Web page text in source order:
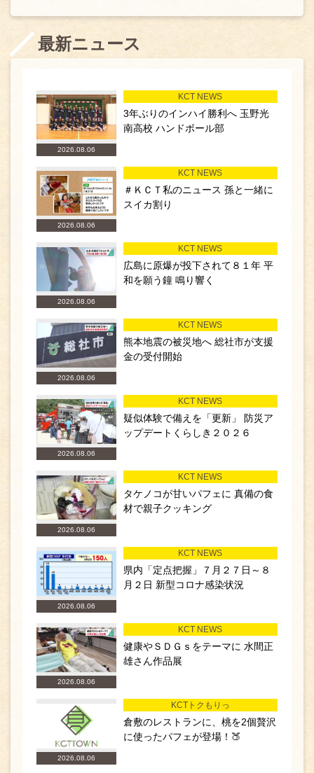
最新ニュース
2026.08.06
KCT NEWS
3年ぶりのインハイ勝利へ 玉野光
南高校 ハンドボール部
2026.08.06
KCT NEWS
＃ＫＣＴ私のニュース 孫と一緒に
スイカ割り
2026.08.06
KCT NEWS
広島に原爆が投下されて８１年 平
和を願う鐘 鳴り響く
2026.08.06
KCT NEWS
熊本地震の被災地へ 総社市が支援
金の受付開始
2026.08.06
KCT NEWS
疑似体験で備えを「更新」 防災ア
ップデートくらしき２０２６
2026.08.06
KCT NEWS
タケノコが甘いパフェに 真備の食
材で親子クッキング
2026.08.06
KCT NEWS
県内「定点把握」７月２７日～８
月２日 新型コロナ感染状況
2026.08.06
KCT NEWS
健康やＳＤＧｓをテーマに 水間正
雄さん作品展
2026.08.06
KCTトクもりっ
倉敷のレストランに、桃を2個贅沢
に使ったパフェが登場！🍑